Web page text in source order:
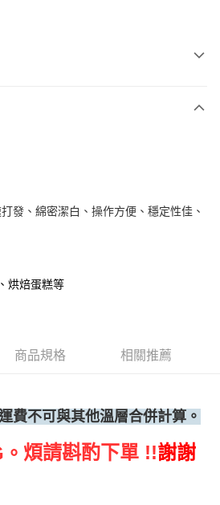
以上)免運費
以上)免運費
發、綿密潔白、操作方便、穩定性佳、
烘焙蛋糕等
商品規格 相關推薦
費不可與其他溫層合併計算。
煩請斟酌下單 !!謝謝